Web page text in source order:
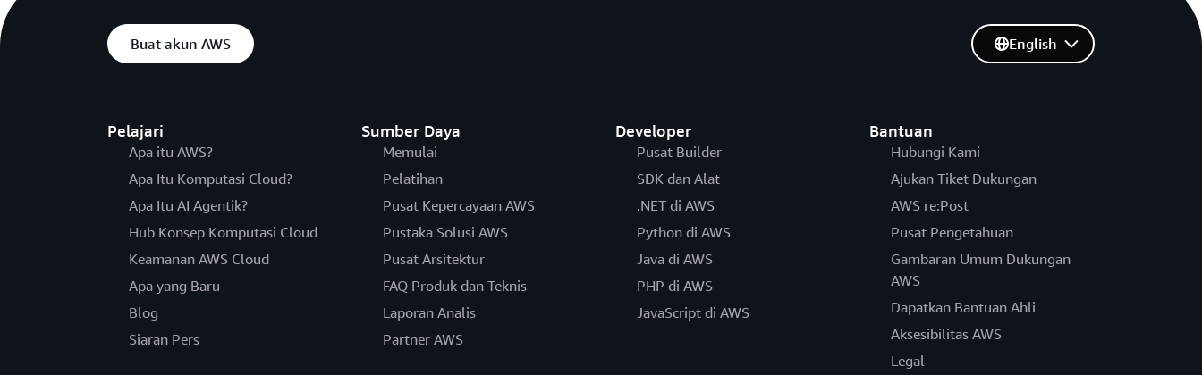
Buat akun AWS
Pelajari
Apa itu AWS?
Apa Itu Komputasi Cloud?
Apa Itu AI Agentik?
Hub Konsep Komputasi Cloud
Keamanan AWS Cloud
Apa yang Baru
Blog
Siaran Pers
Sumber Daya
Memulai
Pelatihan
Pusat Kepercayaan AWS
Pustaka Solusi AWS
Pusat Arsitektur
FAQ Produk dan Teknis
Laporan Analis
Partner AWS
Developer
Pusat Builder
SDK dan Alat
.NET di AWS
Python di AWS
Java di AWS
PHP di AWS
JavaScript di AWS
Bantuan
Hubungi Kami
Ajukan Tiket Dukungan
AWS re:Post
Pusat Pengetahuan
Gambaran Umum Dukungan
AWS
Dapatkan Bantuan Ahli
Aksesibilitas AWS
Legal
English